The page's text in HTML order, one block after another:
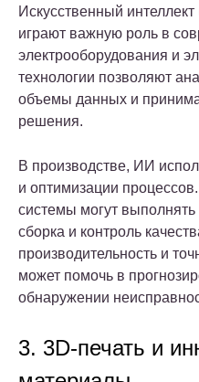
Искусственный
играют важную роль в
электрооборудования и
технологии позволяют
объемы данных и
решения.
В производстве, ИИ
и оптимизации
системы могут
сборка и контроль
производительность и
может помочь в
обнаружении
3. 3D-печать и